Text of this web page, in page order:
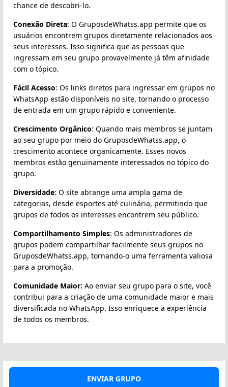
chance de descobri-lo.
Conexão Direta: O GruposdeWhatss.app permite que os
usuários encontrem grupos diretamente relacionados aos
seus interesses. Isso significa que as pessoas que
ingressam em seu grupo provavelmente já têm afinidade
com o tópico.
Fácil Acesso: Os links diretos para ingressar em grupos no
WhatsApp estão disponíveis no site, tornando o processo
de entrada em um grupo rápido e conveniente.
Crescimento Orgânico: Quando mais membros se juntam
ao seu grupo por meio do GruposdeWhatss.app, o
crescimento acontece organicamente. Esses novos
membros estão genuinamente interessados no tópico do
grupo.
Diversidade: O site abrange uma ampla gama de
categorias, desde esportes até culinária, permitindo que
grupos de todos os interesses encontrem seu público.
Compartilhamento Simples: Os administradores de
grupos podem compartilhar facilmente seus grupos no
GruposdeWhatss.app, tornando-o uma ferramenta valiosa
para a promoção.
Comunidade Maior: Ao enviar seu grupo para o site, você
contribui para a criação de uma comunidade maior e mais
diversificada no WhatsApp. Isso enriquece a experiência
de todos os membros.
ENVIAR GRUPO